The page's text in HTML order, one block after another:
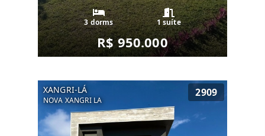
3 dorms 1 suíte
R$ 950.000
XANGRI-LÁ
NOVA XANGRI LA
2909